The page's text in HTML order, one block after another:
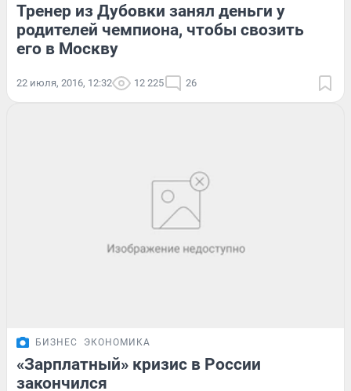
Тренер из Дубовки занял деньги у
родителей чемпиона, чтобы свозить
его в Москву
22 июля, 2016, 12:32 12 225 26
БИЗНЕС ЭКОНОМИКА
«Зарплатный» кризис в России
закончился